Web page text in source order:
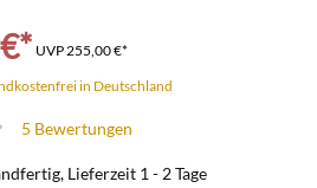
UVP255,00 €*
in Deutschland
5 Bewertungen
Lieferzeit 1 - 2 Tage